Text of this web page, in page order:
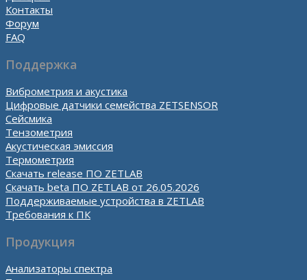
Контакты
Форум
FAQ
Поддержка
Виброметрия и акустика
Цифровые датчики семейства ZETSENSOR
Сейсмика
Тензометрия
Акустическая эмиссия
Термометрия
Скачать release ПО ZETLAB
Скачать beta ПО ZETLAB от 26.05.2026
Поддерживаемые устройства в ZETLAB
Требования к ПК
Продукция
Анализаторы спектра